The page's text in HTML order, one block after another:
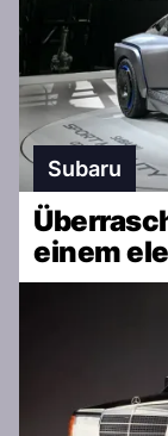
Subaru
einem